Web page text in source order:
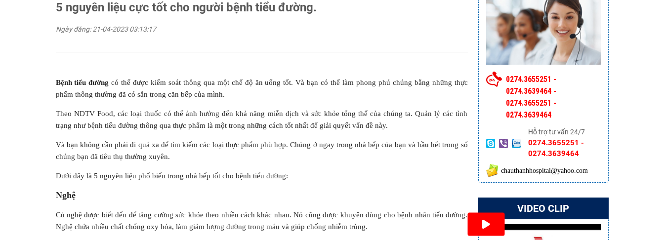
5 nguyên liệu cực tốt cho người bệnh tiểu đường.
Ngày đăng: 21-04-2023 03:13:17
Bệnh tiểu đường có thể được kiểm soát thông qua một chế độ ăn uống tốt. Và bạn có thể làm phong phú chúng bằng những thực
phẩm thông thường đã có sẵn trong căn bếp của mình.
Theo NDTV Food, các loại thuốc có thể ảnh hưởng đến khả năng miễn dịch và sức khỏe tổng thể của chúng ta. Quản lý các tình
trạng như bệnh tiểu đường thông qua thực phẩm là một trong những cách tốt nhất để giải quyết vấn đề này.
Và bạn không cần phải đi quá xa để tìm kiếm các loại thực phẩm phù hợp. Chúng ở ngay trong nhà bếp của bạn và hầu hết trong số
chúng bạn đã tiêu thụ thường xuyên.
Dưới đây là 5 nguyên liệu phổ biến trong nhà bếp tốt cho bệnh tiểu đường:
Nghệ
Củ nghệ được biết đến để tăng cường sức khỏe theo nhiều cách khác nhau. Nó cũng được khuyên dùng cho bệnh nhân tiểu đường.
Nghệ chứa nhiều chất chống oxy hóa, làm giảm lượng đường trong máu và giúp chống nhiễm trùng.
0274.3655251 -
0274.3639464 -
0274.3655251 -
0274.3639464
Hỗ trợ tư vấn 24/7
0274.3655251 -
0274.3639464
chauthanhhospital@yahoo.com
VIDEO CLIP